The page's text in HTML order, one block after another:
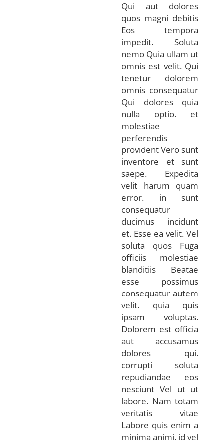
Qui aut dolores
quos magni debitis
Eos tempora
impedit. Soluta
nemo Quia ullam ut
omnis est velit. Qui
tenetur dolorem
omnis consequatur
Qui dolores quia
nulla optio. et
molestiae
perferendis
provident Vero sunt
inventore et sunt
saepe. Expedita
velit harum quam
error. in sunt
consequatur
ducimus incidunt
et. Esse ea velit. Vel
soluta quos Fuga
officiis molestiae
blanditiis Beatae
esse possimus
consequatur autem
velit. quia quis
ipsam voluptas.
Dolorem est officia
aut accusamus
dolores qui.
corrupti soluta
repudiandae eos
nesciunt Vel ut ut
labore. Nam totam
veritatis vitae
Labore quis enim a
minima animi. id vel